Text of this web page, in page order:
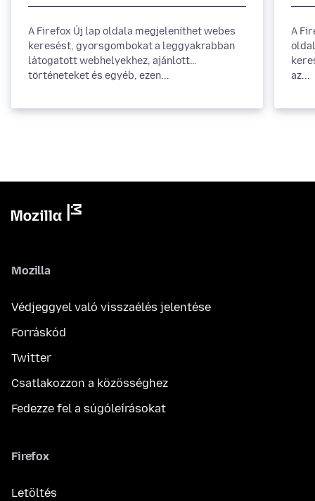
A Firefox Új lap oldala megjeleníthet webes
keresést, gyorsgombokat a leggyakrabban
látogatott webhelyekhez, ajánlott
történeteket és egyéb, ezen...
A
az...
Mozilla
Védjeggyel való visszaélés jelentése
Forráskód
Twitter
Csatlakozzon a közösséghez
Fedezze fel a súgóleírásokat
Firefox
Letöltés